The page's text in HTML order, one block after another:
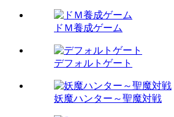
ドＭ養成ゲーム
デフォルトゲート
妖魔ハンター～聖魔対戦